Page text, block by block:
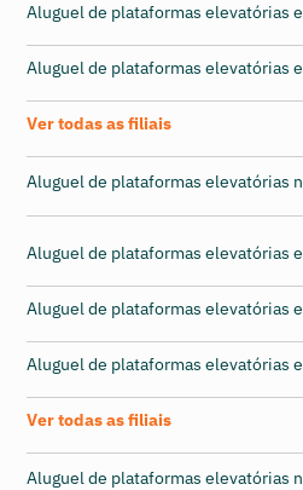
Aluguel de plataformas elevatórias
Aluguel de plataformas elevatórias
Ver todas as filiais
Aluguel de plataformas elevatórias
Aluguel de plataformas elevatórias
Aluguel de plataformas elevatórias
Aluguel de plataformas elevatórias
Ver todas as filiais
Aluguel de plataformas elevatórias